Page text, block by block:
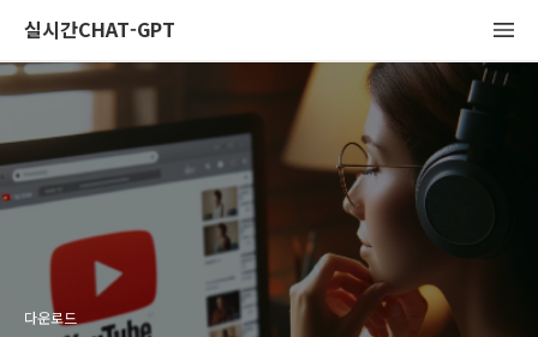
실시간CHAT-GPT
다운로드